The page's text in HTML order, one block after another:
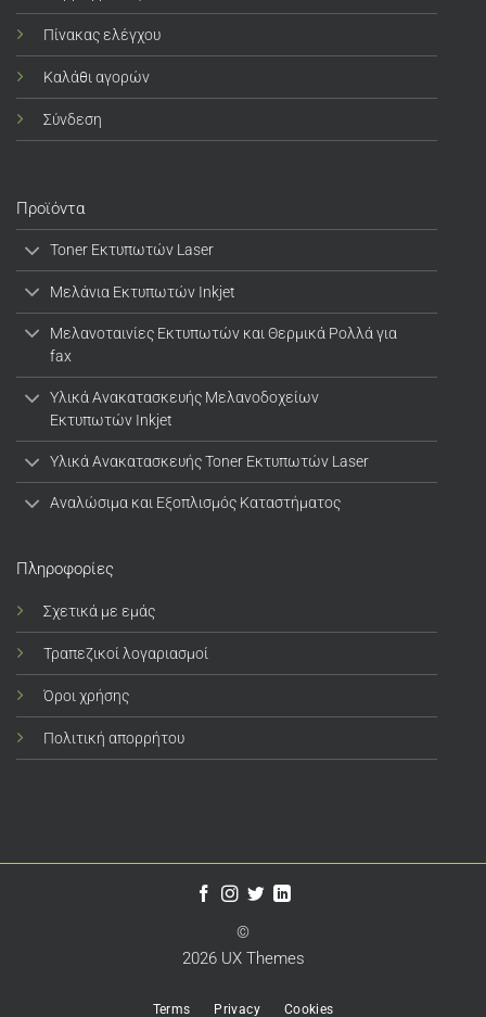
Πίνακας ελέγχου
Καλάθι αγορών
Σύνδεση
Προϊόντα
Toner Εκτυπωτών Laser
Μελάνια Εκτυπωτών Inkjet
Μελανοταινίες Εκτυπωτών και Θερμικά Ρολλά για
fax
Υλικά Ανακατασκευής Μελανοδοχείων
Εκτυπωτών Inkjet
Υλικά Ανακατασκευής Toner Εκτυπωτών Laser
Αναλώσιμα και Εξοπλισμός Καταστήματος
Πληροφορίες
Σχετικά με εμάς
Τραπεζικοί λογαριασμοί
Όροι χρήσης
Πολιτική απορρήτου
©
2026 UX Themes
Terms Privacy Cookies